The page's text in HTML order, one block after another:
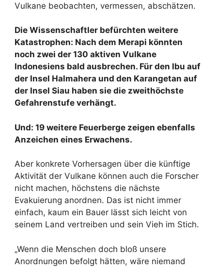
Vulkane beobachten, vermessen, abschätzen.
Die Wissenschaftler befürchten weitere
Katastrophen: Nach dem Merapi könnten
noch zwei der 130 aktiven Vulkane
Indonesiens bald ausbrechen. Für den Ibu auf
der Insel Halmahera und den Karangetan auf
der Insel Siau haben sie die zweithöchste
Gefahrenstufe verhängt.
Und: 19 weitere Feuerberge zeigen ebenfalls
Anzeichen eines Erwachens.
Aber konkrete Vorhersagen über die künftige
Aktivität der Vulkane können auch die Forscher
nicht machen, höchstens die nächste
Evakuierung anordnen. Das ist nicht immer
einfach, kaum ein Bauer lässt sich leicht von
seinem Land vertreiben und sein Vieh im Stich.
„Wenn die Menschen doch bloß unsere
Anordnungen befolgt hätten, wäre niemand